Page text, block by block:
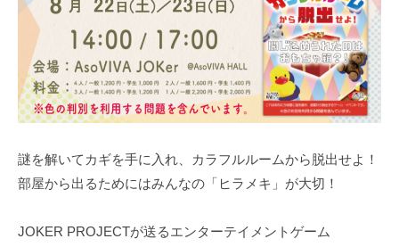
謎を解いてカギを手に入れ、カラフルルームから脱出せよ！
部屋から出るためにはみんなの「ヒラメキ」が大切！​
JOKER PROJECTが送るエンターテイメントゲーム